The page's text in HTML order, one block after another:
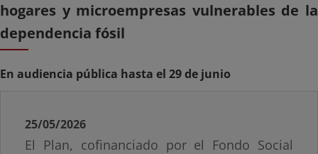
hogares y microempresas vulnerables de la
dependencia fósil
En audiencia pública hasta el 29 de junio
25/05/2026
El Plan, cofinanciado por el Fondo Social